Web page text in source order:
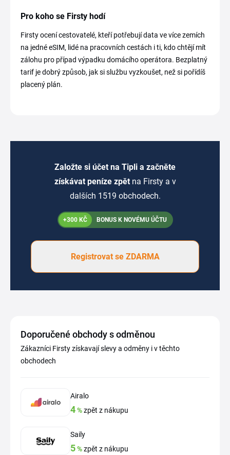
Pro koho se Firsty hodí
Firsty ocení cestovatelé, kteří potřebují data ve více zemích
na jedné eSIM, lidé na pracovních cestách i ti, kdo chtějí mít
zálohu pro případ výpadku domácího operátora. Bezplatný
tarif je dobrý způsob, jak si službu vyzkoušet, než si pořídíš
placený plán.
Založte si účet na Tipli a začněte
získávat peníze zpět na Firsty a v
dalších 1519 obchodech.
+300 KČ BONUS K NOVÉMU ÚČTU
Registrovat se ZDARMA
Doporučené obchody s odměnou
Zákazníci Firsty získavají slevy a odměny i v těchto
obchodech
Airalo
4%zpět z nákupu
Saily
5%zpět z nákupu